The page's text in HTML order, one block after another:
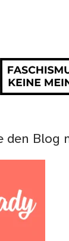
den Blog